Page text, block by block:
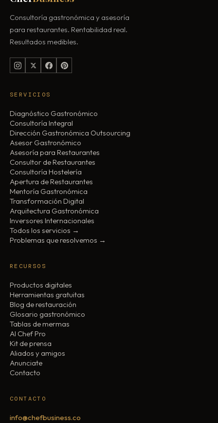
Consultoría gastronómica y asesoría
para restaurantes. Rentabilidad real.
Resultados medibles.
SERVICIOS
Diagnóstico Gastronómico
Consultoría Integral
Dirección Gastronómica Outsourcing
Asesor Gastronómico
Asesoría para Restaurantes
Consultor de Restaurantes
Consultoría Hostelería
Apertura de Restaurantes
Mentoría Gastronómica
Transformación Digital
Arquitectura Gastronómica
Inversores Internacionales
Todos los servicios →
Problemas que resolvemos →
RECURSOS
Productos digitales
Herramientas gratuitas
Blog de restauración
Glosario gastronómico
Tablas de mermas
AI Chef Pro
Kit de prensa
Aliados y amigos
Anunciate
Contacto
CONTACTO
info@chefbusiness.co